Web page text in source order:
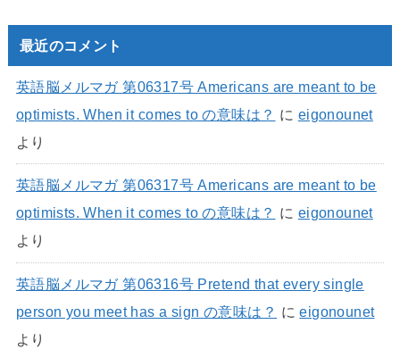
最近のコメント
英語脳メルマガ 第06317号 Americans are meant to be
optimists. When it comes to の意味は？ に eigonounet
より
英語脳メルマガ 第06317号 Americans are meant to be
optimists. When it comes to の意味は？ に eigonounet
より
英語脳メルマガ 第06316号 Pretend that every single
person you meet has a sign の意味は？ にeigonounet
より